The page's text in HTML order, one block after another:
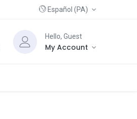
Español (PA)
Hello, Guest
My Account